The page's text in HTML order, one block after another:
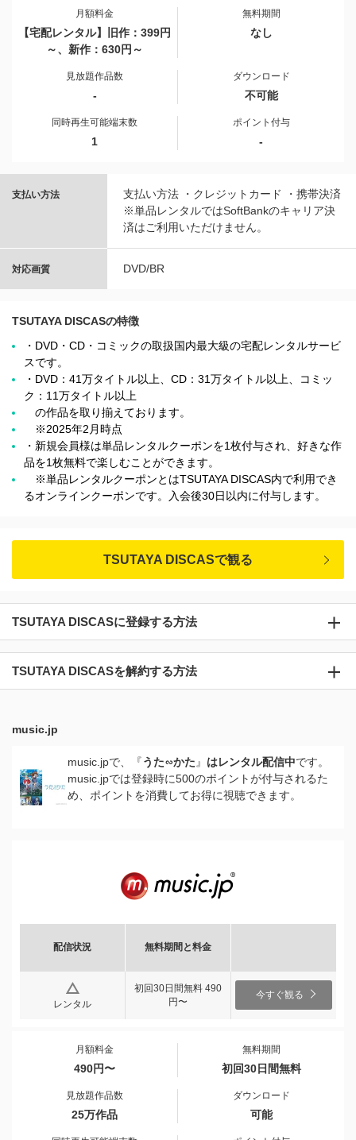
月額料金
【宅配レンタル】旧作：399円
～、新作：630円～
無料期間
なし
見放題作品数
-
ダウンロード
不可能
同時再生可能端末数
1
ポイント付与
-
支払い方法
支払い方法 ・クレジットカード ・携帯決済
※単品レンタルではSoftBankのキャリア決
済はご利用いただけません。
対応画質 DVD/BR
TSUTAYA DISCASの特徴
・DVD・CD・コミックの取扱国内最大級の宅配レンタルサービ
スです。
・DVD：41万タイトル以上、CD：31万タイトル以上、コミッ
ク：11万タイトル以上
の作品を取り揃えております。
※2025年2月時点
・新規会員様は単品レンタルクーポンを1枚付与され、好きな作
品を1枚無料で楽しむことができます。
※単品レンタルクーポンとはTSUTAYA DISCAS内で利用でき
るオンラインクーポンです。入会後30日以内に付与します。
TSUTAYA DISCASで観る
TSUTAYA DISCASに登録する方法
TSUTAYA DISCASを解約する方法
music.jp
music.jpで、『うた∽かた 』 はレンタル配信中です。
music.jpでは登録時に500のポイントが付与されるた
め、ポイントを消費してお得に視聴できます。
配信状況 無料期間と料金
レンタル
初回30日間無料 490
円〜
今すぐ観る
月額料金
490円〜
無料期間
初回30日間無料
見放題作品数
25万作品
ダウンロード
可能